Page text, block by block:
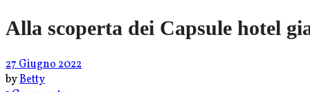
Alla scoperta dei Capsule hotel
27 Giugno 2022
byBetty